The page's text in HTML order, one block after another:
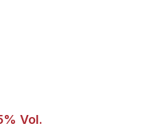
5 von 5 Sternen
Vol.